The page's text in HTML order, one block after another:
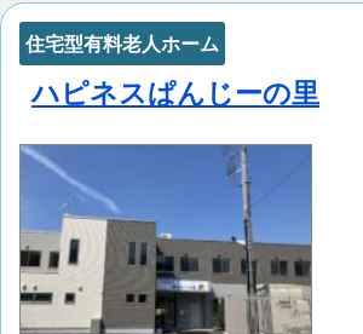
住宅型有料老人ホーム
ハピネスぱんじーの里